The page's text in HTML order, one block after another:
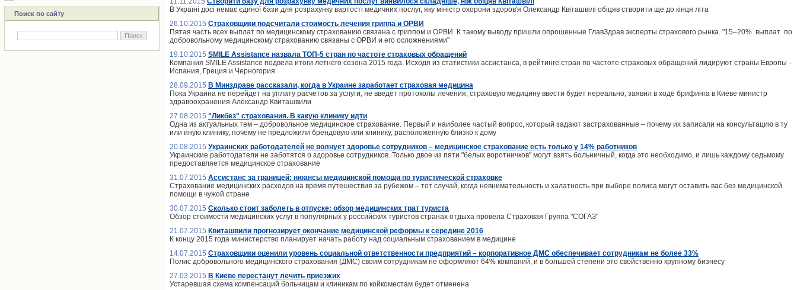
Поиск по сайту
В Україні досі немає єдиної бази для розрахунку вартості медичних послуг, яку міністр охорони здоров'я Олександр Квіташвілі обіцяв створити ще до кінця літа
26.10.2015 Страховщики подсчитали стоимость лечения гриппа и ОРВИ
Пятая часть всех выплат по медицинскому страхованию связана с гриппом и ОРВИ. К такому выводу пришли опрошенные ГлавЗдрав эксперты страхового рынка. "15–20% выплат по
добровольному медицинскому страхованию связаны с ОРВИ и его осложнениями"
19.10.2015 SMILE Assistance назвала ТОП-5 стран по частоте страховых обращений
Компания SMILE Assistance подвела итоги летнего сезона 2015 года. Исходя из статистики ассистанса, в рейтинге стран по частоте страховых обращений лидируют страны Европы –
Испания, Греция и Черногория
28.09.2015 В Минздраве рассказали, когда в Украине заработает страховая медицина
Пока Украина не перейдет на уплату расчетов за услуги, не введет протоколы лечения, страховую медицину ввести будет нереально, заявил в ходе брифинга в Киеве министр
здравоохранения Александр Квиташвили
27.08.2015 "Ликбез" страхования. В какую клинику идти
Одна из актуальных тем – добровольное медицинское страхование. Первый и наиболее частый вопрос, который задают застрахованные – почему их записали на консультацию в ту
или иную клинику, почему не предложили брендовую или клинику, расположенную близко к дому
20.08.2015 Украинских работодателей не волнует здоровье сотрудников – медицинское страхование есть только у 14% работников
Украинские работодатели не заботятся о здоровье сотрудников. Только двое из пяти "белых воротничков" могут взять больничный, когда это необходимо, и лишь каждому седьмому
предоставляется медицинское страхование
31.07.2015 Ассистанс за границей: нюансы медицинской помощи по туристической страховке
Страхование медицинских расходов на время путешествия за рубежом – тот случай, когда невнимательность и халатность при выборе полиса могут оставить вас без медицинской
помощи в чужой стране
30.07.2015 Сколько стоит заболеть в отпуске: обзор медицинских трат туриста
Обзор стоимости медицинских услуг в популярных у российских туристов странах отдыха провела Страховая Группа "СОГАЗ"
21.07.2015 Квиташвили прогнозирует окончание медицинской реформы к середине 2016
К концу 2015 года министерство планирует начать работу над социальным страхованием в медицине
14.07.2015 Страховщики оценили уровень социальной ответственности предприятий – корпоративное ДМС обеспечивает сотрудникам не более 33%
Полис добровольного медицинского страхования (ДМС) своим сотрудникам не оформляют 64% компаний, и в большей степени это свойственно крупному бизнесу
27.03.2015 В Киеве перестанут лечить приезжих
Устаревшая схема компенсаций больницам и клиникам по койкоместам будет отменена